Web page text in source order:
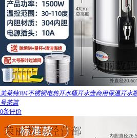
美莱特304不锈钢电热开水桶开水壶商用保温开水
号茶篮
0条评价